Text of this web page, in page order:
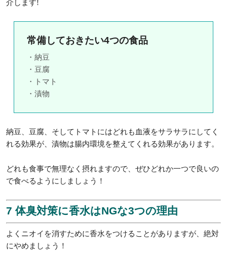
介します!
常備しておきたい4つの食品
・納豆
・豆腐
・トマト
・漬物
納豆、豆腐、そしてトマトにはどれも血液をサラサラにしてく
れる効果が、漬物は腸内環境を整えてくれる効果があります。
どれも食事で無理なく摂れますので、ぜひどれか一つで良いの
で食べるようにしましょう！
7 体臭対策に香水はNGな3つの理由
よくニオイを消すために香水をつけることがありますが、絶対
にやめましょう！